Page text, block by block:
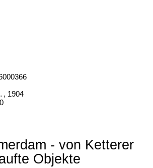
in 1 Band , 1904
- von Ketterer
Objekte